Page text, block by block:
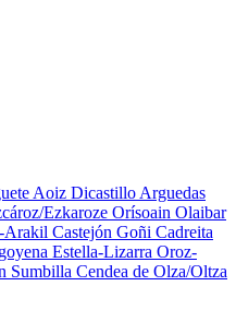
Aoiz Dicastillo Arguedas
Ezkaroze Orísoain Olaibar
Arakil Castejón Goñi Cadreita
Estella-Lizarra Oroz-
Sumbilla Cendea de Olza/Oltza